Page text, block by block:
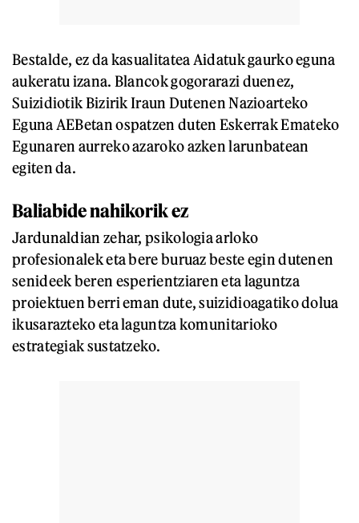
Bestalde, ez da kasualitatea Aidatuk gaurko eguna
aukeratu izana. Blancok gogorarazi duenez,
Suizidiotik Bizirik Iraun Dutenen Nazioarteko
Eguna AEBetan ospatzen duten Eskerrak Emateko
Egunaren aurreko azaroko azken larunbatean
egiten da.
Baliabide nahikorik ez
Jardunaldian zehar, psikologia arloko
profesionalek eta bere buruaz beste egin dutenen
senideek beren esperientziaren eta laguntza
proiektuen berri eman dute, suizidioagatiko dolua
ikusarazteko eta laguntza komunitarioko
estrategiak sustatzeko.